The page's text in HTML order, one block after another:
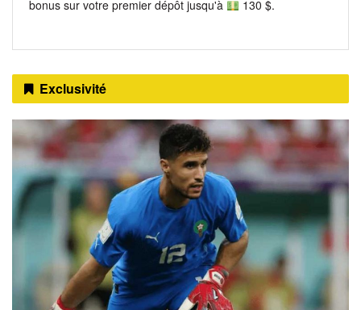
bonus sur votre premier dépôt jusqu'à
130 $.
Exclusivité